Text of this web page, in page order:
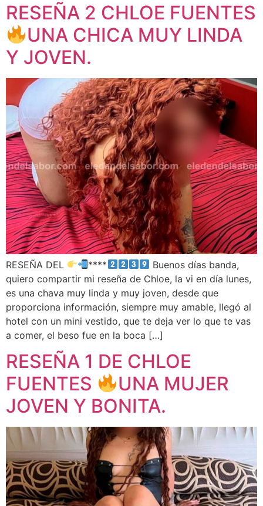
RESEÑA 2 CHLOE FUENTES
UNA CHICA MUY LINDA
Y JOVEN.
RESEÑA DEL ****
Buenos días banda,
quiero compartir mi reseña de Chloe, la vi en día lunes,
es una chava muy linda y muy joven, desde que
proporciona información, siempre muy amable, llegó al
hotel con un mini vestido, que te deja ver lo que te vas
a comer, el beso fue en la boca […]
RESEÑA 1 DE CHLOE
FUENTES
UNA MUJER
JOVEN Y BONITA.